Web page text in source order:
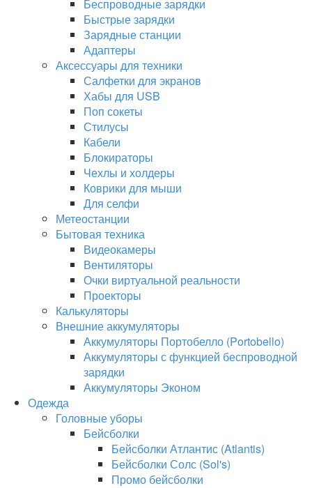
Беспроводные зарядки
Быстрые зарядки
Зарядные станции
Адаптеры
Аксессуары для техники
Салфетки для экранов
Хабы для USB
Поп сокеты
Стилусы
Кабели
Блокираторы
Чехлы и холдеры
Коврики для мыши
Для селфи
Метеостанции
Бытовая техника
Видеокамеры
Вентиляторы
Очки виртуальной реальности
Проекторы
Калькуляторы
Внешние аккумуляторы
Аккумуляторы Портобелло (Portobello)
Аккумуляторы с функцией беспроводной
зарядки
Аккумуляторы Эконом
Одежда
Головные уборы
Бейсболки
Бейсболки Атлантис (Atlantis)
Бейсболки Солс (Sol's)
Промо бейсболки